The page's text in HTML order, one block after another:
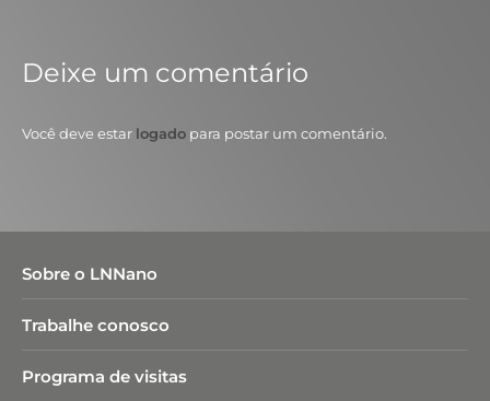
Deixe um comentário
Você deve estar logado para postar um comentário.
Sobre o LNNano
Trabalhe conosco
Programa de visitas